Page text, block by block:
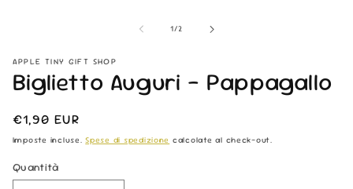
1/su2
APPLE TINY GIFT SHOP
Biglietto Auguri - Pappagallo
Prezzo
di
€1,90 EUR
Imposte incluse.Spese di spedizione calcolate al check-out.
Quantità